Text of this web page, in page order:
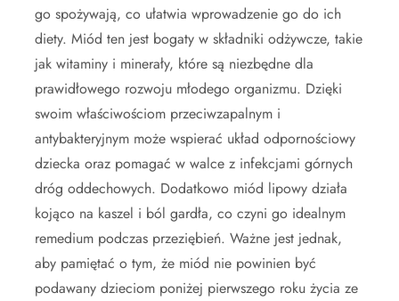
go spożywają, co ułatwia wprowadzenie go do ich
diety. Miód ten jest bogaty w składniki odżywcze, takie
jak witaminy i minerały, które są niezbędne dla
prawidłowego rozwoju młodego organizmu. Dzięki
swoim właściwościom przeciwzapalnym i
antybakteryjnym może wspierać układ odpornościowy
dziecka oraz pomagać w walce z infekcjami górnych
dróg oddechowych. Dodatkowo miód lipowy działa
kojąco na kaszel i ból gardła, co czyni go idealnym
remedium podczas przeziębień. Ważne jest jednak,
aby pamiętać o tym, że miód nie powinien być
podawany dzieciom poniżej pierwszego roku życia ze